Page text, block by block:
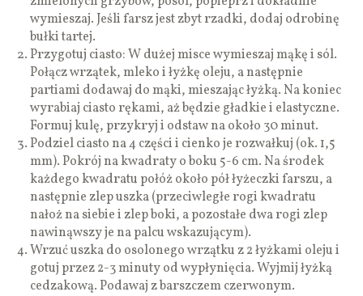
wymieszaj. Jeśli farsz jest zbyt rzadki, dodaj odrobinę
bułki tartej.
Przygotuj ciasto: W dużej misce wymieszaj mąkę i sól.
Połącz wrzątek, mleko i łyżkę oleju, a następnie
partiami dodawaj do mąki, mieszając łyżką. Na koniec
wyrabiaj ciasto rękami, aż będzie gładkie i elastyczne.
Formuj kulę, przykryj i odstaw na około 30 minut.
Podziel ciasto na 4 części i cienko je rozwałkuj (ok. 1,5
mm). Pokrój na kwadraty o boku 5-6 cm. Na środek
każdego kwadratu połóż około pół łyżeczki farszu, a
następnie zlep uszka (przeciwległe rogi kwadratu
nałoż na siebie i zlep boki, a pozostałe dwa rogi zlep
nawinąwszy je na palcu wskazującym).
Wrzuć uszka do osolonego wrzątku z 2 łyżkami oleju i
gotuj przez 2-3 minuty od wypłynięcia. Wyjmij łyżką
cedzakową. Podawaj z barszczem czerwonym.